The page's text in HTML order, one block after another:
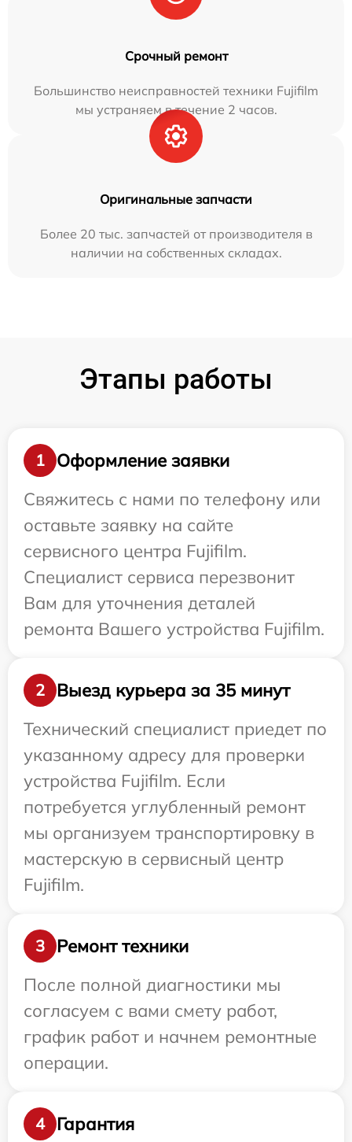
Срочный ремонт
Большинство неисправностей техники Fujifilm
мы устраняем в течение 2 часов.
Оригинальные запчасти
Более 20 тыс. запчастей от производителя в
наличии на собственных складах.
Этапы работы
1
Оформление заявки
Свяжитесь с нами по телефону или
оставьте заявку на сайте
сервисного центра Fujifilm.
Специалист сервиса перезвонит
Вам для уточнения деталей
ремонта Вашего устройства Fujifilm.
2
Выезд курьера за 35 минут
Технический специалист приедет по
указанному адресу для проверки
устройства Fujifilm. Если
потребуется углубленный ремонт
мы организуем транспортировку в
мастерскую в сервисный центр
Fujifilm.
3
Ремонт техники
После полной диагностики мы
согласуем с вами смету работ,
график работ и начнем ремонтные
операции.
4 Гарантия